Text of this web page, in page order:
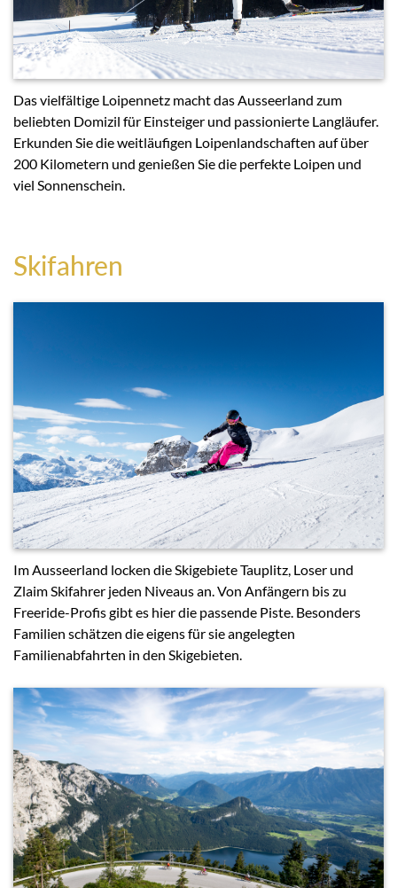
Das vielfältige Loipennetz macht das Ausseerland zum
beliebten Domizil für Einsteiger und passionierte Langläufer.
Erkunden Sie die weitläufigen Loipenlandschaften auf über
200 Kilometern und genießen Sie die perfekte Loipen und
viel Sonnenschein.
Skifahren
Im Ausseerland locken die Skigebiete Tauplitz, Loser und
Zlaim Skifahrer jeden Niveaus an. Von Anfängern bis zu
Freeride-Profis gibt es hier die passende Piste. Besonders
Familien schätzen die eigens für sie angelegten
Familienabfahrten in den Skigebieten.